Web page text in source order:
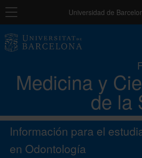
Navegación Universidad de
Medicina y
de la
Los campus
Docencia
Información para el
en Odontología